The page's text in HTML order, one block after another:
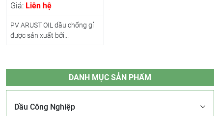
Giá: Liên hệ
PV ARUST OIL dầu chống gỉ
được sản xuất bởi...
DANH MỤC SẢN PHẨM
Dầu Công Nghiệp